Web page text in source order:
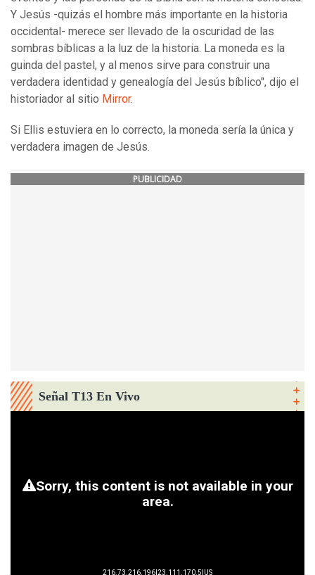
Y Jesús -quizás el hombre más importante en la historia
occidental- merece ser llevado de la oscuridad de las
sombras bíblicas a la luz de la historia. La moneda es la
guinda del pastel, y al menos sirve para construir una
verdadera identidad y genealogía del Jesús bíblico", dijo el
historiador al sitio Mirror.
Si Ellis estuviera en lo correcto, la moneda sería la única y
verdadera imagen de Jesús.
PUBLICIDAD
Señal T13 En Vivo